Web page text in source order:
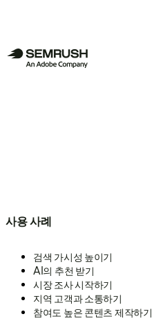
사용 사례
검색 가시성 높이기
AI의 추천 받기
시장 조사 시작하기
지역 고객과 소통하기
참여도 높은 콘텐츠 제작하기